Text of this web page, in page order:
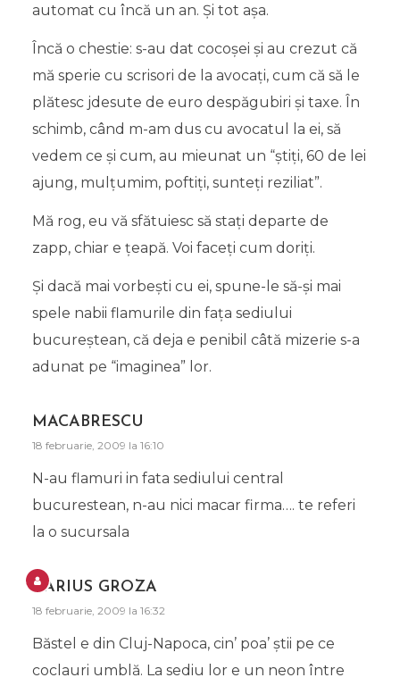
automat cu încă un an. Şi tot aşa.
Încă o chestie: s-au dat cocoşei şi au crezut că
mă sperie cu scrisori de la avocaţi, cum că să le
plătesc jdesute de euro despăgubiri şi taxe. În
schimb, când m-am dus cu avocatul la ei, să
vedem ce şi cum, au mieunat un “ştiţi, 60 de lei
ajung, mulţumim, poftiţi, sunteţi reziliat”.
Mă rog, eu vă sfătuiesc să staţi departe de
zapp, chiar e ţeapă. Voi faceţi cum doriţi.
Şi dacă mai vorbeşti cu ei, spune-le să-şi mai
spele nabii flamurile din faţa sediului
bucureştean, că deja e penibil câtă mizerie s-a
adunat pe “imaginea” lor.
MACABRESCU
18 februarie, 2009 la 16:10
N-au flamuri in fata sediului central
bucurestean, n-au nici macar firma…. te referi
la o sucursala
DARIUS GROZA
18 februarie, 2009 la 16:32
Băstel e din Cluj-Napoca, cin’ poa’ ştii pe ce
coclauri umblă. La sediu lor e un neon între